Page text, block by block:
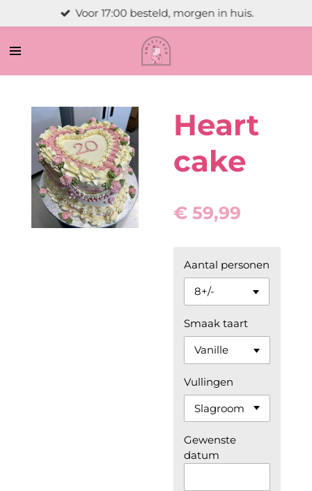
direct
naar
hoofdinhoud
Voor 17:00 besteld, morgen in huis.
Heart
cake
€ 59,99
Aantal personen
Smaak taart
Vullingen
Gewenste
datum